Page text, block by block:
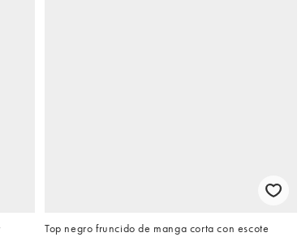
Top negro fruncido de manga corta con escote